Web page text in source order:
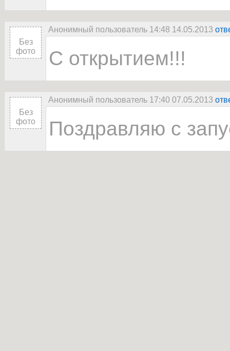
Без
фото
Анонимный пользователь 14:48 14.05.2013
С открытием!!!
Без
фото
Анонимный пользователь 17:40 07.05.2013
Поздравляю с